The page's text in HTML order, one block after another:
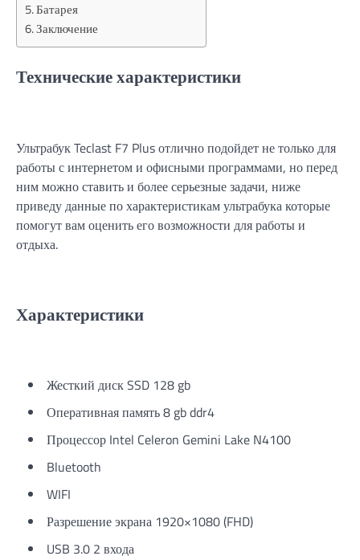
Батарея
Заключение
Технические характеристики
Ультрабук Teclast F7 Plus отлично подойдет не только для
работы с интернетом и офисными программами, но перед
ним можно ставить и более серьезные задачи, ниже
приведу данные по характеристикам ультрабука которые
помогут вам оценить его возможности для работы и
отдыха.
Характеристики
Жесткий диск SSD 128 gb
Оперативная память 8 gb ddr4
Процессор Intel Celeron Gemini Lake N4100
Bluetooth
WIFI
Разрешение экрана 1920×1080 (FHD)
USB 3.0 2 входа